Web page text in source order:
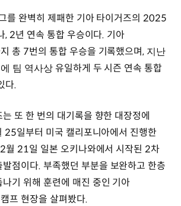
를 완벽히 제패한 기아 타이거즈의 2025
, 2년 연속 통합 우승이다. 기아
총 7번의 통합 우승을 기록했으며, 지난
팀 역사상유일하게 두 시즌 연속 통합
다.
또 한 번의 대기록을 향한 대장정에
25일부터 미국 캘리포니아에서 진행한
월 21일 일본 오키나와에서 시작된 2차
점이다. 부족했던 부분을 보완하고 한층
기 위해 훈련에 매진 중인 기아
프 현장을 살펴봤다.